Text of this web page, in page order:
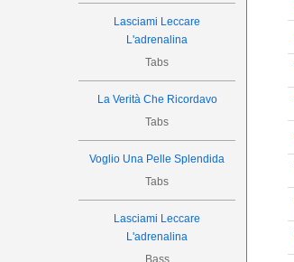
Lasciami Leccare
L'adrenalina
Tabs
La Verità Che Ricordavo
Tabs
Voglio Una Pelle Splendida
Tabs
Lasciami Leccare
L'adrenalina
Bass